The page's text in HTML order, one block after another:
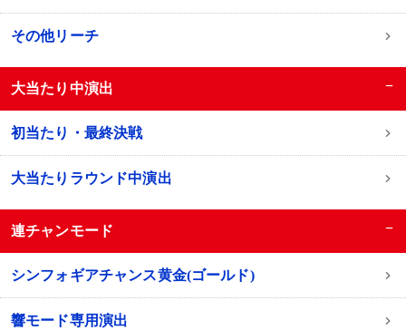
その他リーチ
大当たり中演出 −
初当たり・最終決戦
大当たりラウンド中演出
連チャンモード −
シンフォギアチャンス黄金(ゴールド)
響モード専用演出